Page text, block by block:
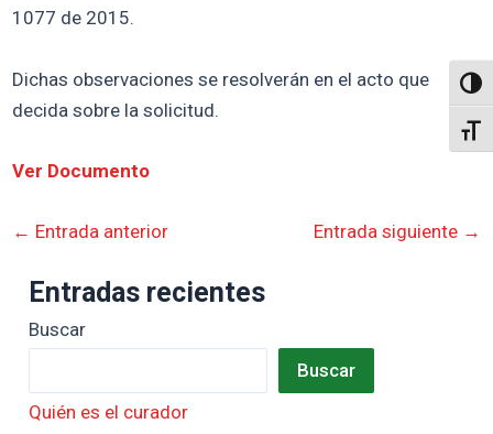
1077 de 2015.
Dichas observaciones se resolverán en el acto que
decida sobre la solicitud.
Ver Documento
← Entrada anterior Entrada siguiente →
Entradas recientes
Buscar
Buscar
Quién es el curador